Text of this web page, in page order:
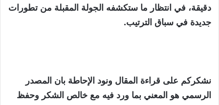
دقيقة، في انتظار ما ستكشفه الجولة المقبلة من تطورات
جديدة في سباق الترتيب.
نشكركم على قراءة المقال ونود الإحاطة بان المصدر
الرسمي هو المعني بما ورد فيه مع خالص الشكر وحفظ